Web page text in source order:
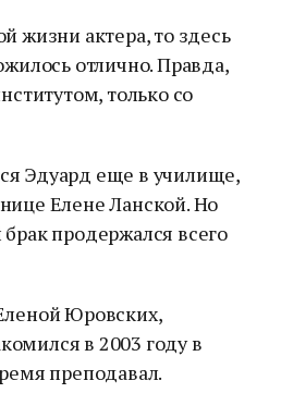
жизни актера, то здесь
отлично. Правда,
только со
Эдуард еще в училище,
Елене Ланской. Но
продержался всего
Юровских,
в 2003 году в
преподавал.